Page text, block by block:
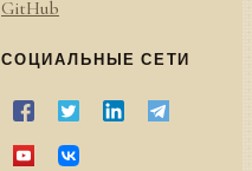
GitHub
СОЦИАЛЬНЫЕ СЕТИ